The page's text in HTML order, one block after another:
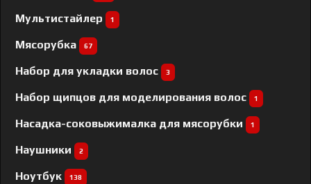
Мультистайлер 1
Мясорубка 67
Набор для укладки волос 3
Набор щипцов для моделирования волос 1
Насадка-соковыжималка для мясорубки 1
Наушники 2
Ноутбук 138